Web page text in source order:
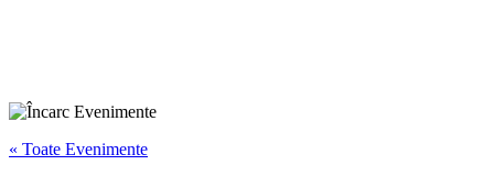
« Toate Evenimente